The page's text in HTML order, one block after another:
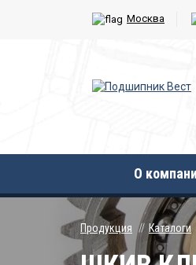
Москва
О
Продукция Каталоги